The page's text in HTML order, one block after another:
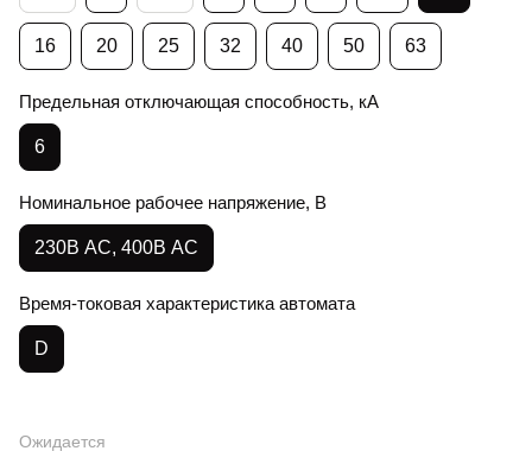
16 20 25 32 40 50 63
Предельная отключающая способность, кА
6
Номинальное рабочее напряжение, В
230В AC, 400В АС
Время-токовая характеристика автомата
D
Ожидается